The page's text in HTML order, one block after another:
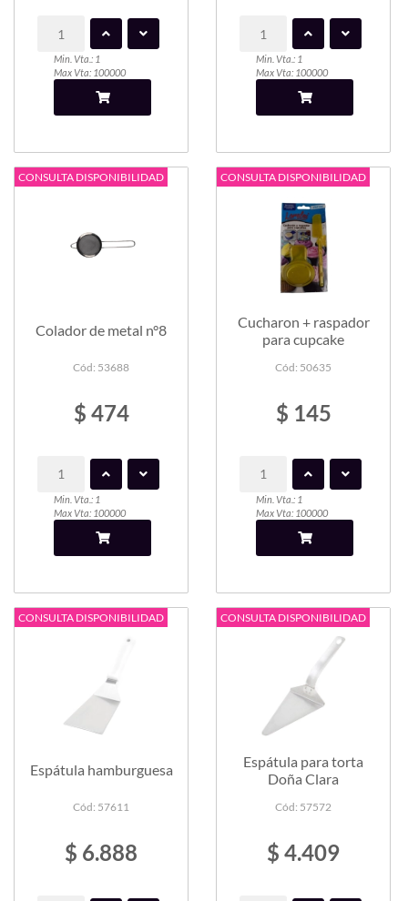
Min. Vta.: 1
Max Vta: 100000
Min. Vta.: 1
Max Vta: 100000
CONSULTA DISPONIBILIDAD
Colador de metal n°8
Cód: 53688
$ 474
Min. Vta.: 1
Max Vta: 100000
CONSULTA DISPONIBILIDAD
Cucharon + raspador
para cupcake
Cód: 50635
$ 145
Min. Vta.: 1
Max Vta: 100000
CONSULTA DISPONIBILIDAD
Espátula hamburguesa
Cód: 57611
$ 6.888
CONSULTA DISPONIBILIDAD
Espátula para torta
Doña Clara
Cód: 57572
$ 4.409